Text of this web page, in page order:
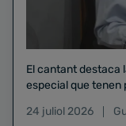
El cantant destaca
especial que tenen
24 juliol 2026